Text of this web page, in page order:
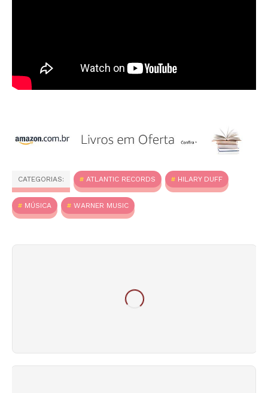
CATEGORIAS: ATLANTIC RECORDS HILARY DUFF
MÚSICA WARNER MUSIC